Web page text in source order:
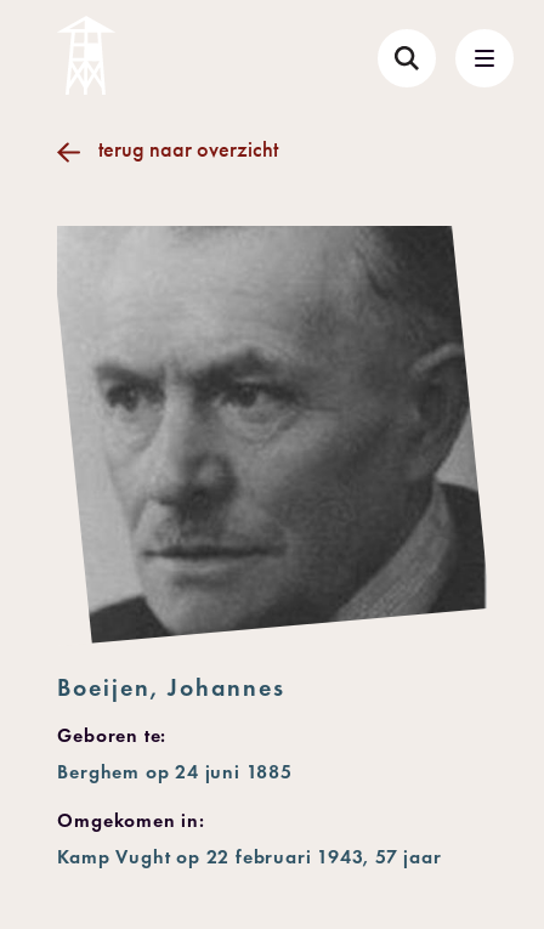
terug naar overzicht
Boeijen, Johannes
Geboren te:
Berghem op 24 juni 1885
Omgekomen in:
Kamp Vught op 22 februari 1943, 57 jaar